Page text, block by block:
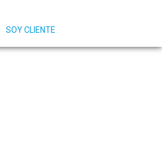
SOY CLIENTE